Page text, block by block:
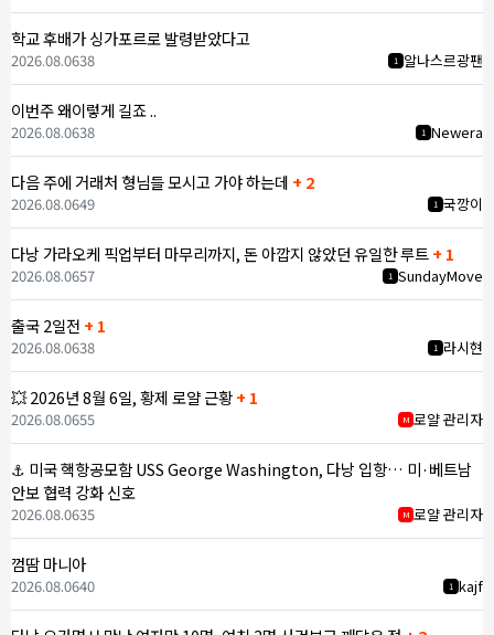
학교 후배가 싱가포르로 발령받았다고
1 알나스르광팬
2026.08.0638
이번주 왜이렇게 길죠 ..
1 Newera
2026.08.0638
다음 주에 거래처 형님들 모시고 가야 하는데 + 2
1 국깡이
2026.08.0649
다낭 가라오케 픽업부터 마무리까지, 돈 아깝지 않았던 유일한 루트+ 1
1 SundayMove
2026.08.0657
출국 2일전 + 1
1 라시현
2026.08.0638
💥 2026년 8월 6일, 황제 로얄 근황+ 1
M 로얄 관리자
2026.08.0655
⚓ 미국 핵항공모함 USS George Washington, 다낭 입항… 미·베트남
안보 협력 강화 신호
M 로얄 관리자
2026.08.0635
껌땀 마니아
1 kajf
2026.08.0640